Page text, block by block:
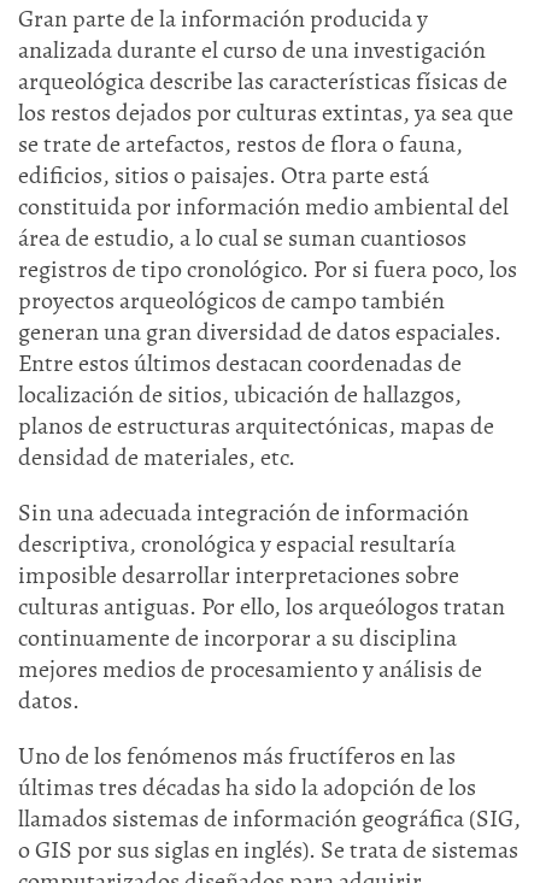
Gran parte de la información producida y
analizada durante el curso de una investigación
arqueológica describe las características físicas de
los restos dejados por culturas extintas, ya sea que
se trate de artefactos, restos de flora o fauna,
edificios, sitios o paisajes. Otra parte está
constituida por información medio ambiental del
área de estudio, a lo cual se suman cuantiosos
registros de tipo cronológico. Por si fuera poco, los
proyectos arqueológicos de campo también
generan una gran diversidad de datos espaciales.
Entre estos últimos destacan coordenadas de
localización de sitios, ubicación de hallazgos,
planos de estructuras arquitectónicas, mapas de
densidad de materiales, etc.
Sin una adecuada integración de información
descriptiva, cronológica y espacial resultaría
imposible desarrollar interpretaciones sobre
culturas antiguas. Por ello, los arqueólogos tratan
continuamente de incorporar a su disciplina
mejores medios de procesamiento y análisis de
datos.
Uno de los fenómenos más fructíferos en las
últimas tres décadas ha sido la adopción de los
llamados sistemas de información geográfica (SIG,
o GIS por sus siglas en inglés). Se trata de sistemas